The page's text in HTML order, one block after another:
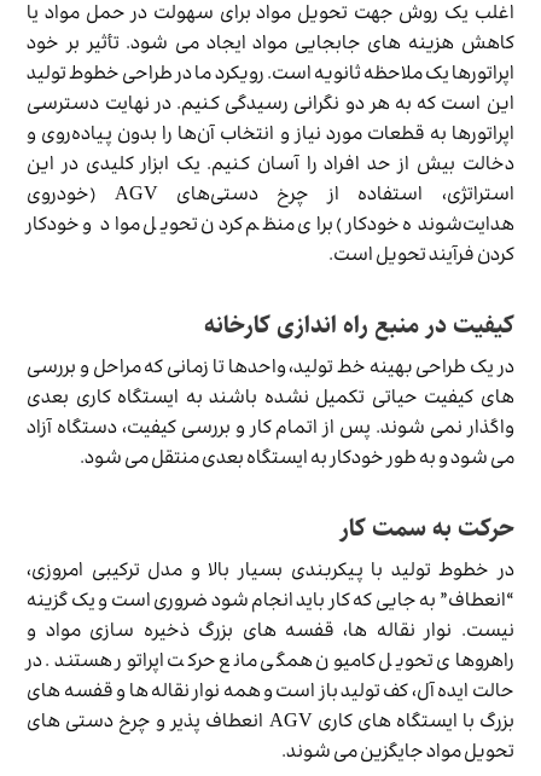
اغلب یک روش جهت تحویل مواد برای سهولت در حمل مواد یا
کاهش هزینه های جابجایی مواد ایجاد می شود. تأثیر بر خود
اپراتورها یک ملاحظه ثانویه است. رویکرد ما در طراحی خطوط تولید
این است که به هر دو نگرانی رسیدگی کنیم. در نهایت دسترسی
اپراتورها به قطعات مورد نیاز و انتخاب آن‌ها را بدون پیاده‌روی و
دخالت بیش از حد افراد را آسان کنیم. یک ابزار کلیدی در این
استراتژی، استفاده از چرخ دستی‌های AGV (خودروی
هدایت‌شونده خودکار) برای منظم کردن تحویل مواد و خودکار
کردن فرآیند تحویل است.
کیفیت در منبع راه اندازی کارخانه
در یک طراحی بهینه خط تولید، واحدها تا زمانی که مراحل و بررسی
های کیفیت حیاتی تکمیل نشده باشند به ایستگاه کاری بعدی
واگذار نمی شوند. پس از اتمام کار و بررسی کیفیت، دستگاه آزاد
می شود و به طور خودکار به ایستگاه بعدی منتقل می شود.
حرکت به سمت کار
در خطوط تولید با پیکربندی بسیار بالا و مدل ترکیبی امروزی،
“انعطاف” به جایی که کار باید انجام شود ضروری است و یک گزینه
نیست. نوار نقاله ها، قفسه های بزرگ ذخیره سازی مواد و
راهروهای تحویل کامیون همگی مانع حرکت اپراتور هستند. در
حالت ایده آل، کف تولید باز است و همه نوار نقاله ها و قفسه های
بزرگ با ایستگاه های کاری AGV انعطاف پذیر و چرخ دستی های
تحویل مواد جایگزین می شوند.